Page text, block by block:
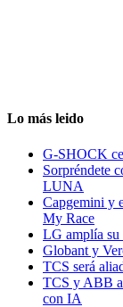
Lo más leido
G-SHOCK
Sorpréndete
LUNA
Capgemini y
My Race
LG amplía
Globant y
TCS será
TCS y ABB
con IA